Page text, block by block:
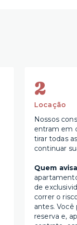
2
Locação
Nossos
entram em
tirar todas
continuar
Quem
de
correr o
antes. Você
reserva e,